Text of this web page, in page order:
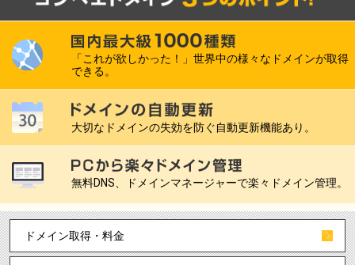
「これが欲しかった！」世界中の様々なドメインが取得
できる。
大切なドメインの失効を防ぐ自動更新機能あり。
無料DNS、ドメインマネージャーで楽々ドメイン管理。
ドメイン取得・料金